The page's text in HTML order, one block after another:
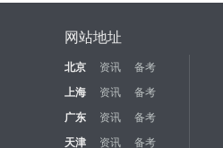
网站地址
北京 资讯 备考
上海
资讯 备考
广东
资讯 备考
天津
资讯 备考